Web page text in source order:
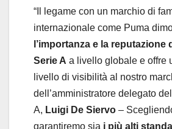
“Il legame con un marchio di
internazionale come Puma
l’importanza e la reputazione
Serie A a livello globale e offre
livello di visibilità al nostro
dell’amministratore delegato
A, Luigi De Siervo –
garantiremo sia i più alti